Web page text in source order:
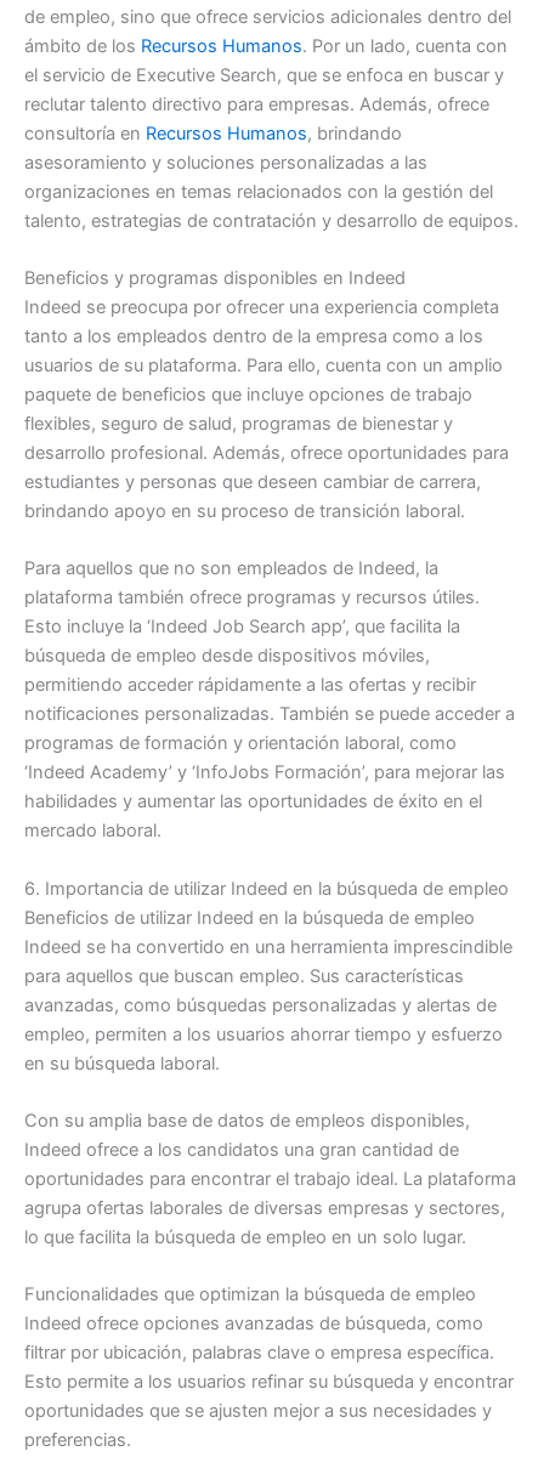
de empleo, sino que ofrece servicios adicionales dentro del
ámbito de los Recursos Humanos. Por un lado, cuenta con
el servicio de Executive Search, que se enfoca en buscar y
reclutar talento directivo para empresas. Además, ofrece
consultoría en Recursos Humanos, brindando
asesoramiento y soluciones personalizadas a las
organizaciones en temas relacionados con la gestión del
talento, estrategias de contratación y desarrollo de equipos.
Beneficios y programas disponibles en Indeed
Indeed se preocupa por ofrecer una experiencia completa
tanto a los empleados dentro de la empresa como a los
usuarios de su plataforma. Para ello, cuenta con un amplio
paquete de beneficios que incluye opciones de trabajo
flexibles, seguro de salud, programas de bienestar y
desarrollo profesional. Además, ofrece oportunidades para
estudiantes y personas que deseen cambiar de carrera,
brindando apoyo en su proceso de transición laboral.
Para aquellos que no son empleados de Indeed, la
plataforma también ofrece programas y recursos útiles.
Esto incluye la ‘Indeed Job Search app’, que facilita la
búsqueda de empleo desde dispositivos móviles,
permitiendo acceder rápidamente a las ofertas y recibir
notificaciones personalizadas. También se puede acceder a
programas de formación y orientación laboral, como
‘Indeed Academy’ y ‘InfoJobs Formación’, para mejorar las
habilidades y aumentar las oportunidades de éxito en el
mercado laboral.
6. Importancia de utilizar Indeed en la búsqueda de empleo
Beneficios de utilizar Indeed en la búsqueda de empleo
Indeed se ha convertido en una herramienta imprescindible
para aquellos que buscan empleo. Sus características
avanzadas, como búsquedas personalizadas y alertas de
empleo, permiten a los usuarios ahorrar tiempo y esfuerzo
en su búsqueda laboral.
Con su amplia base de datos de empleos disponibles,
Indeed ofrece a los candidatos una gran cantidad de
oportunidades para encontrar el trabajo ideal. La plataforma
agrupa ofertas laborales de diversas empresas y sectores,
lo que facilita la búsqueda de empleo en un solo lugar.
Funcionalidades que optimizan la búsqueda de empleo
Indeed ofrece opciones avanzadas de búsqueda, como
filtrar por ubicación, palabras clave o empresa específica.
Esto permite a los usuarios refinar su búsqueda y encontrar
oportunidades que se ajusten mejor a sus necesidades y
preferencias.